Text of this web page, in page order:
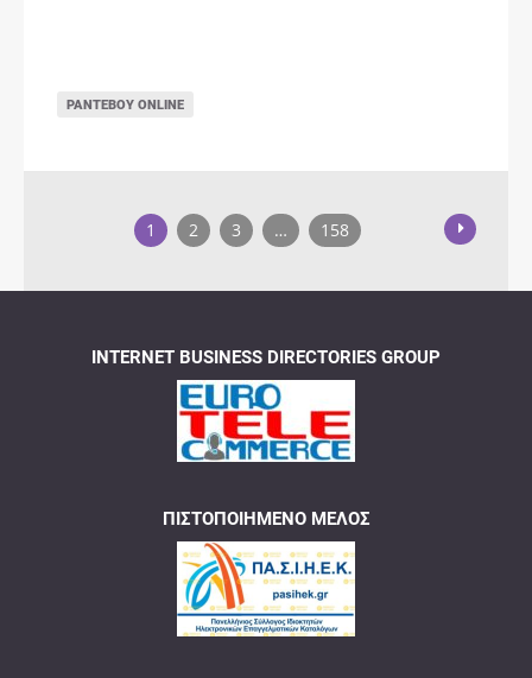
ΡΑΝΤΕΒΟΎ ONLINE
1 2 3 … 158
INTERNET BUSINESS DIRECTORIES GROUP
ΠΙΣΤΟΠΟΙΗΜΈΝΟ ΜΈΛΟΣ